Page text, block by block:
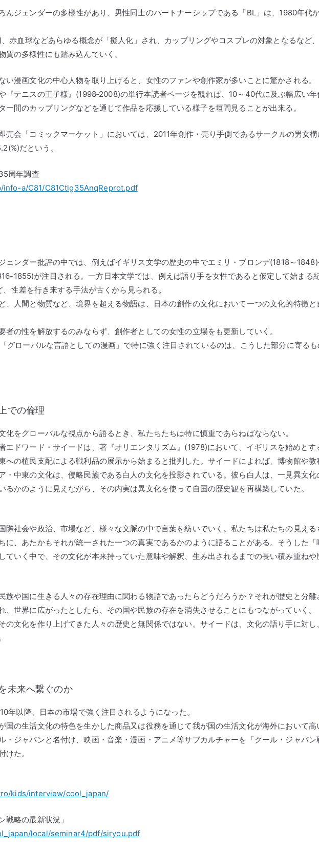
んジェンダーの多様性があり、男性同士のパートナーシップである「BL」は、1980年代
赤血球などあらゆる概念が「擬人化」され、カップリングやコスプレの対象となるなど
質の多様性にも踏み込んでいく。
い漫画文化の中心人物を取り上げると、女性のファンや創作家が多いことに驚かされる。
『テニスの王子様』(1998‐2008)の単行本読者ページを観れば、10～40代に及ぶ幅広い年
ー間のカップリングなどを通じて作品を応援している様子を垣間見ることが出来る。
売会「コミックマーケット」においては、2011年創作・売り手側であるサークルの男女
だという。
周年調査
a/C81/C81Ctlg35AnqReprot.pdf
ェンダー批評の中では、例えばイギリス文学の歴史の中でエミリ・ブロンデ(1818～
1855)が注目される。一方日本文学では、例えば語り手を女性であると仮定して始まる
性差を行き来する手法が古くから見られる。
、人間と物質など、境界を超える物語は、日本の創作の文化において一つの文化的特徴と
者の性を解放するのみならず、創作者としての女性の立場をも更新していく。
グローバルな言語としての漫画」で特に強く注目されているのは、こうした部分に寄る
での倫理
化をグローバルな視点から語るとき、私たちたちは特に慎重であらねばならない。
エドワード・サイードは、著『オリエンタリズム』(1978)において、イギリスを始めとす
への植民支配による戦利品の展示から始まると批判した。サイードによれば、博物館や教
・中東の文化は、侵略民族である白人の文化を投影されている。彼ら白人は、一見異文化
るかのように見えながら、その内実は異文化を使って自国の歴史観を再構築していた。
際社会や政治、市場など、様々な文脈の中で言葉を紡いでいく。私たちは私たちの見える
に、あたかもそれが統一された一つの真実であるかのように語ることがある。そうした「
ていく中で、その文化が本来持っていた意味や解釈、生み出されるまでの長い積み重ねや
族や国に生きる人々の存在理由に関わる物語であったらどうだろうか？それが歴史と分離
、世界に広がったとしたら、その国や民族の存在を消失させることにもつながっていく。
の文化を作り上げてきた人々の歴史と無関係ではない。サイードは、文化の語り手に対し
未来へ繋ぐのか
年以降、日本の市場で強く注目されるようになった。
国の生活文化の特色を生かした商品又は役務を通じて我が国の生活文化が海外において高
・ジャパンと名付け、映画・音楽・漫画・アニメ等サブカルチャーを「クール・ジャパン
けた。
kids/interview/cool_japan/
戦略の最新状況」
local/seminar4/pdf/siryou.pdf